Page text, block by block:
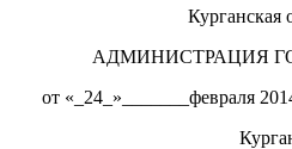
Курганская
АДМИНИСТРАЦИЯ
от «_24_»_______февраля